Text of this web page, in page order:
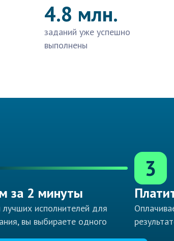
4.8 млн.
заданий уже успешно
выполнены
за 2 минуты
исполнителей для
вы выбираете одного
3